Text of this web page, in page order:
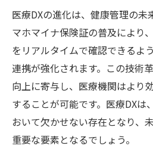
医療DXの進化は、健康管理の未
マホマイナ保険証の普及により
をリアルタイムで確認できるよ
連携が強化されます。この技術
向上に寄与し、医療機関はより
することが可能です。医療DXは
おいて欠かせない存在となり、
重要な要素となるでしょう。